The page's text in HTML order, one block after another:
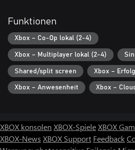
Funktionen
Xbox – Co-Op lokal (2-4)
Xbox – Multiplayer lokal (2-4)
Shared/split screen Xbox –
Xbox – Anwesenheit Xbox –
XBOX konsolen XBOX-SpieleXBOX
XBOX-News XBOX Support Feedback